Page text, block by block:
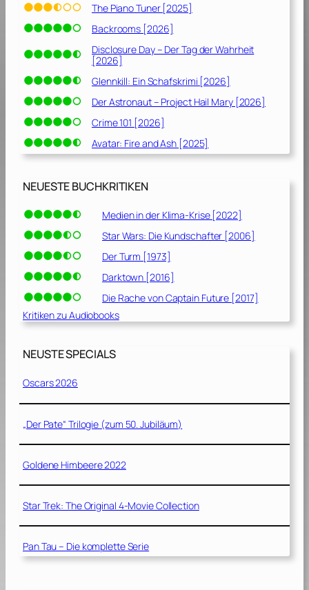
The Piano Tuner [2025]
Backrooms [2026]
Disclosure Day – Der Tag der Wahrheit
[2026]
Glennkill: Ein Schafskrimi [2026]
Der Astronaut – Project Hail Mary [2026]
Crime 101 [2026]
Avatar: Fire and Ash [2025]
NEUESTE BUCHKRITIKEN
Medien in der Klima-Krise [2022]
Star Wars: Die Kundschafter [2006]
Der Turm [1973]
Darktown [2016]
Die Rache von Captain Future [2017]
Kritiken zu Audiobooks
NEUSTE SPECIALS
Oscars 2026
„Der Pate“ Trilogie (zum 50. Jubiläum)
Goldene Himbeere 2022
Star Trek: The Original 4-Movie Collection
Pan Tau – Die komplette Serie